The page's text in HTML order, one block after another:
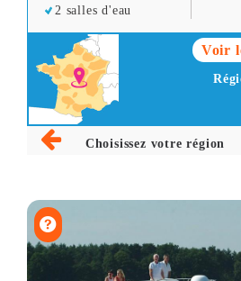
2 salles d'eau
Voir
Choisissez votre région